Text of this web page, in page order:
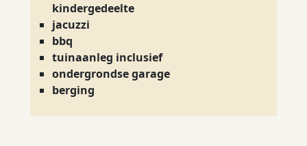
kindergedeelte
jacuzzi
bbq
tuinaanleg inclusief
ondergrondse garage
berging